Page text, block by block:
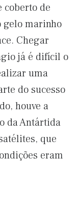
coberto de
gelo marinho
Chegar
já é difícil o
uma
do sucesso
houve a
da Antártida
que
eram